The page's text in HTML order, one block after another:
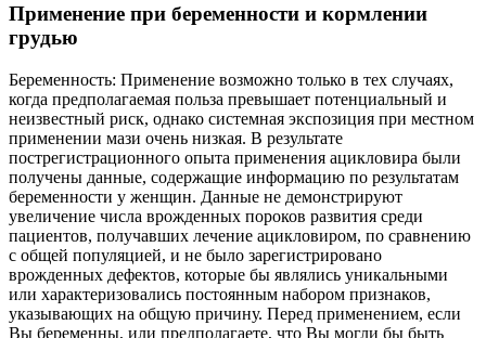
Применение при беременности и кормлении
грудью
Беременность: Применение возможно только в тех случаях,
когда предполагаемая польза превышает потенциальный и
неизвестный риск, однако системная экспозиция при местном
применении мази очень низкая. В результате
пострегистрационного опыта применения ацикловира были
получены данные, содержащие информацию по результатам
беременности у женщин. Данные не демонстрируют
увеличение числа врожденных пороков развития среди
пациентов, получавших лечение ацикловиром, по сравнению
с общей популяцией, и не было зарегистрировано
врожденных дефектов, которые бы являлись уникальными
или характеризовались постоянным набором признаков,
указывающих на общую причину. Перед применением, если
Вы беременны, или предполагаете, что Вы могли бы быть